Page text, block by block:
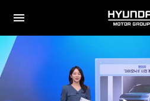
전체
HYUNDAI
MOTOR